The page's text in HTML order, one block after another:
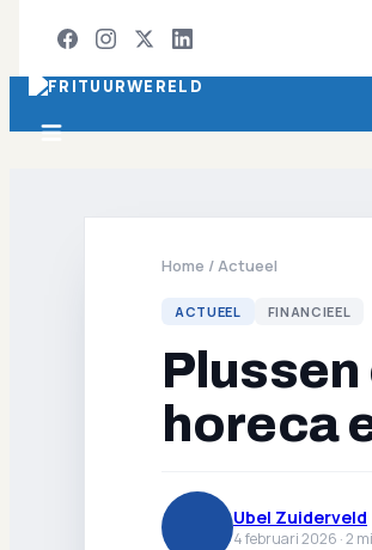
Home /Actueel
ACTUEEL FINANCIEEL
horeca
Ubel Zuiderveld
4 februari 2026 ·2